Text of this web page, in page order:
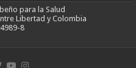
para la Salud
Libertad y Colombia
8